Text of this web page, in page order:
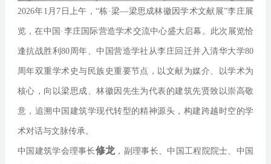
2026年1月7日上午，“栋·梁—梁思成林徽因学术文献展”李庄展
览，在中国·李庄国际营造学术交流中心盛大启幕。此次展览恰
逢抗战胜利80周年、中国营造学社从李庄回迁并入清华大学80
周年双重学术史与民族史重要节点，以文献为媒介、以学术为
核心，向以梁思成、林徽因先生为代表的建筑先贤致以崇高敬
意，追溯中国建筑学现代转型的精神源头，构建跨越时空的学
术对话与文脉传承。
中国建筑学会理事长修龙 ，副理事长、中国工程院院士、中国